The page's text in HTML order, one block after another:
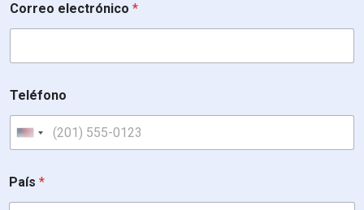
Correo electrónico *
Teléfono
United States +1
a
í
País *